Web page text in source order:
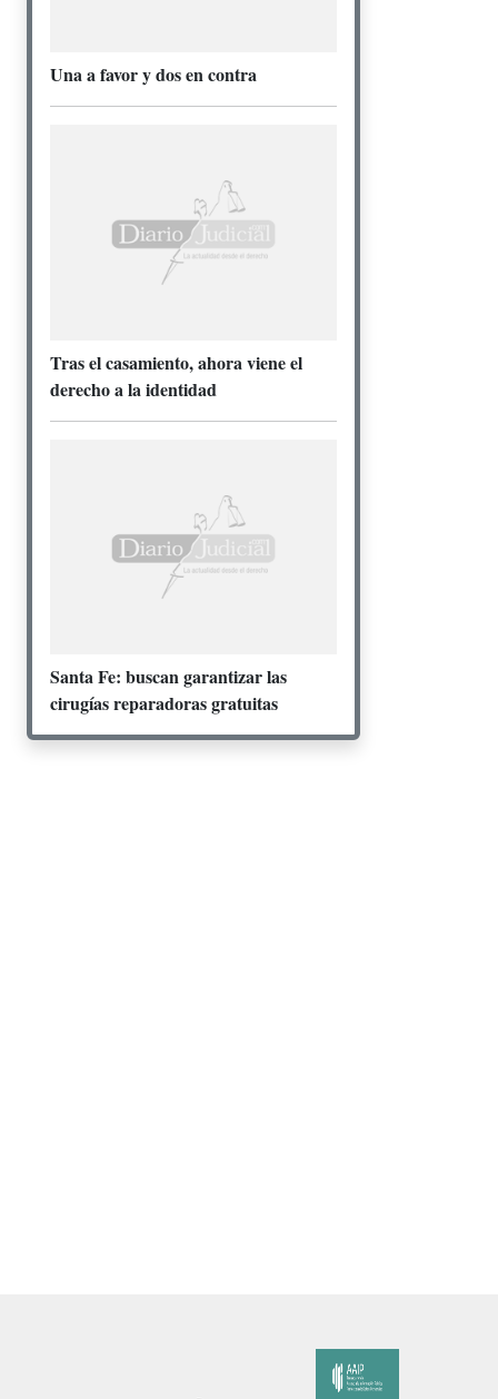
Una a favor y dos en contra
Tras el casamiento, ahora viene el
derecho a la identidad
Santa Fe: buscan garantizar las
cirugías reparadoras gratuitas